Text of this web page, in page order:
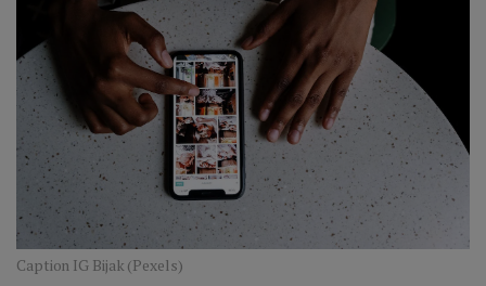
Caption IG Bijak (Pexels)